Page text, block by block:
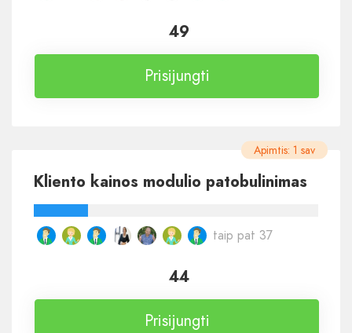
49
Prisijungti
Apimtis: 1 sav
44
Prisijungti
Kliento kainos modulio patobulinimas
taip pat 37